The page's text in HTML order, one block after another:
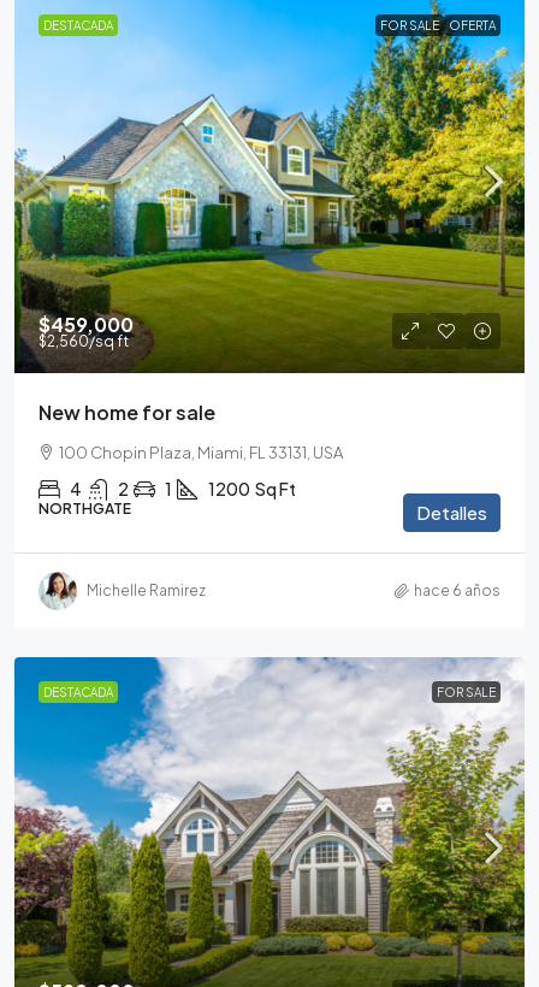
DESTACADA FOR SALE OFERTA
$459,000
$2,560/sq ft
New home for sale
100 Chopin Plaza, Miami, FL 33131, USA
4 2 1 1200 Sq Ft
NORTHGATE Detalles
Michelle Ramirez hace 6 años
DESTACADA FOR SALE